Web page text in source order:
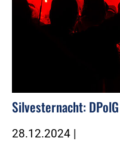
Silvesternacht:
28.12.2024 |